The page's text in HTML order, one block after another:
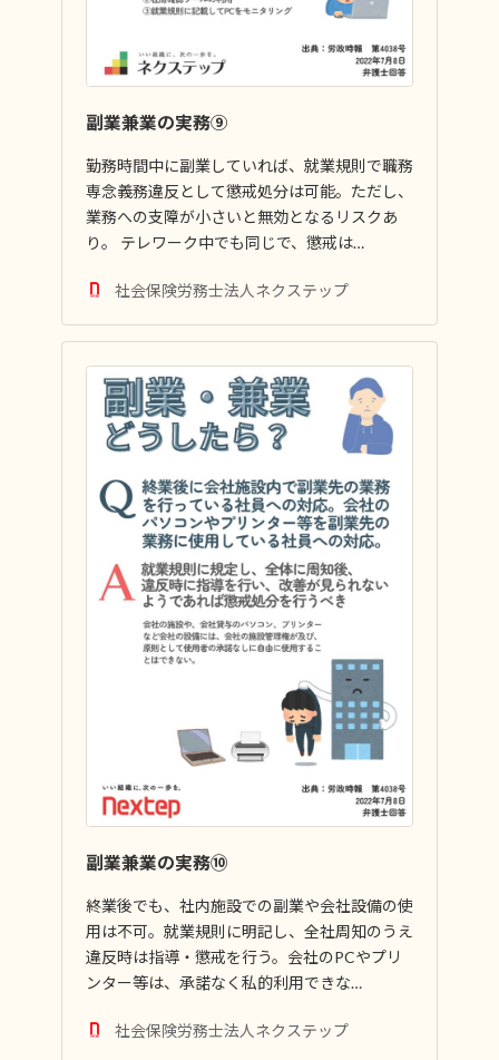
副業兼業の実務⑨
勤務時間中に副業していれば、就業規則で職務
専念義務違反として懲戒処分は可能。ただし、
業務への支障が小さいと無効となるリスクあ
り。 テレワーク中でも同じで、懲戒は…
社会保険労務士法人ネクステップ
副業兼業の実務⑩
終業後でも、社内施設での副業や会社設備の使
用は不可。就業規則に明記し、全社周知のうえ
違反時は指導・懲戒を行う。会社のPCやプリ
ンター等は、承諾なく私的利用できな…
社会保険労務士法人ネクステップ